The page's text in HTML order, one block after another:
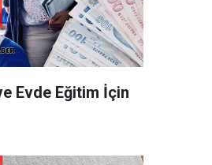
Evde Eğitim İçin